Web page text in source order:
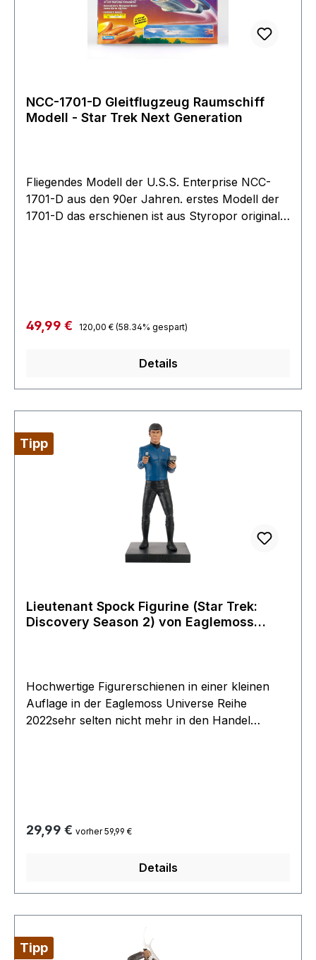
NCC-1701-D Gleitflugzeug Raumschiff
Modell - Star Trek Next Generation
Fliegendes Modell der U.S.S. Enterprise NCC-
1701-D aus den 90er Jahren. erstes Modell der
1701-D das erschienen ist aus Styropor original
Verkaufspreis:
49,99 € Regulärer Preis:
120,00 € (58.34% gespart)
Details
Tipp
Lieutenant Spock Figurine (Star Trek:
Discovery Season 2) von Eaglemoss
Hochwertige Figurerschienen in einer kleinen
Auflage in der Eaglemoss Universe Reihe
2022sehr selten nicht mehr in den Handel
Regulärer Preis:
29,99 € vorher 59,99 €
Details
Tipp